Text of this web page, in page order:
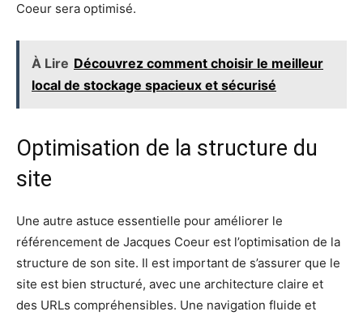
Coeur sera optimisé.
À Lire Découvrez comment choisir le meilleur
local de stockage spacieux et sécurisé
Optimisation de la structure du
site
Une autre astuce essentielle pour améliorer le
référencement de Jacques Coeur est l’optimisation de la
structure de son site. Il est important de s’assurer que le
site est bien structuré, avec une architecture claire et
des URLs compréhensibles. Une navigation fluide et